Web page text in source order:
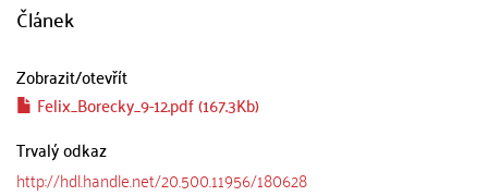
Článek
Zobrazit/otevřít
Felix_Borecky_9-12.pdf (167.3Kb)
Trvalý odkaz
http://hdl.handle.net/20.500.11956/180628